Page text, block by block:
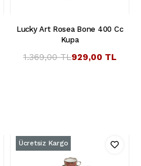
Lucky Art Rosea Bone 400 Cc
Kupa
929,00 TL
1.369,00 TL
Ücretsiz Kargo